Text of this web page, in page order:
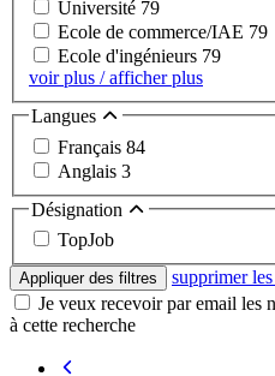
Université 79
Ecole de commerce/IAE 79
Ecole d'ingénieurs 79
voir plus / afficher plus
Langues
Français 84
Anglais 3
Désignation
TopJob
Appliquer des filtres
supprimer
Je veux recevoir par email les
à cette recherche